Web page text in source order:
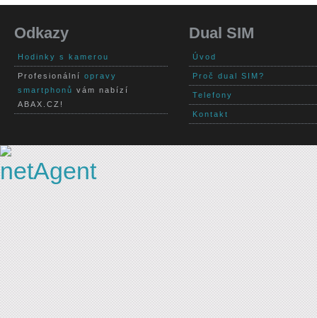
Odkazy
Hodinky s kamerou
Profesionální opravy
smartphonů vám nabízí
ABAX.CZ!
Dual SIM
Úvod
Proč dual SIM?
Telefony
Kontakt